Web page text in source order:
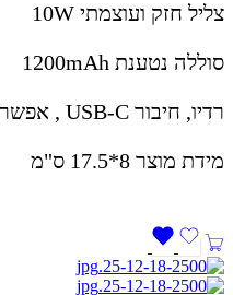
צליל חזק ועוצמתי 10W
סוללה נטענת 1200mAh
רדיו, חיבור USB-C , אפשרות לתאורה מתחלפת
מידת מוצר 8*17.5 ס"מ